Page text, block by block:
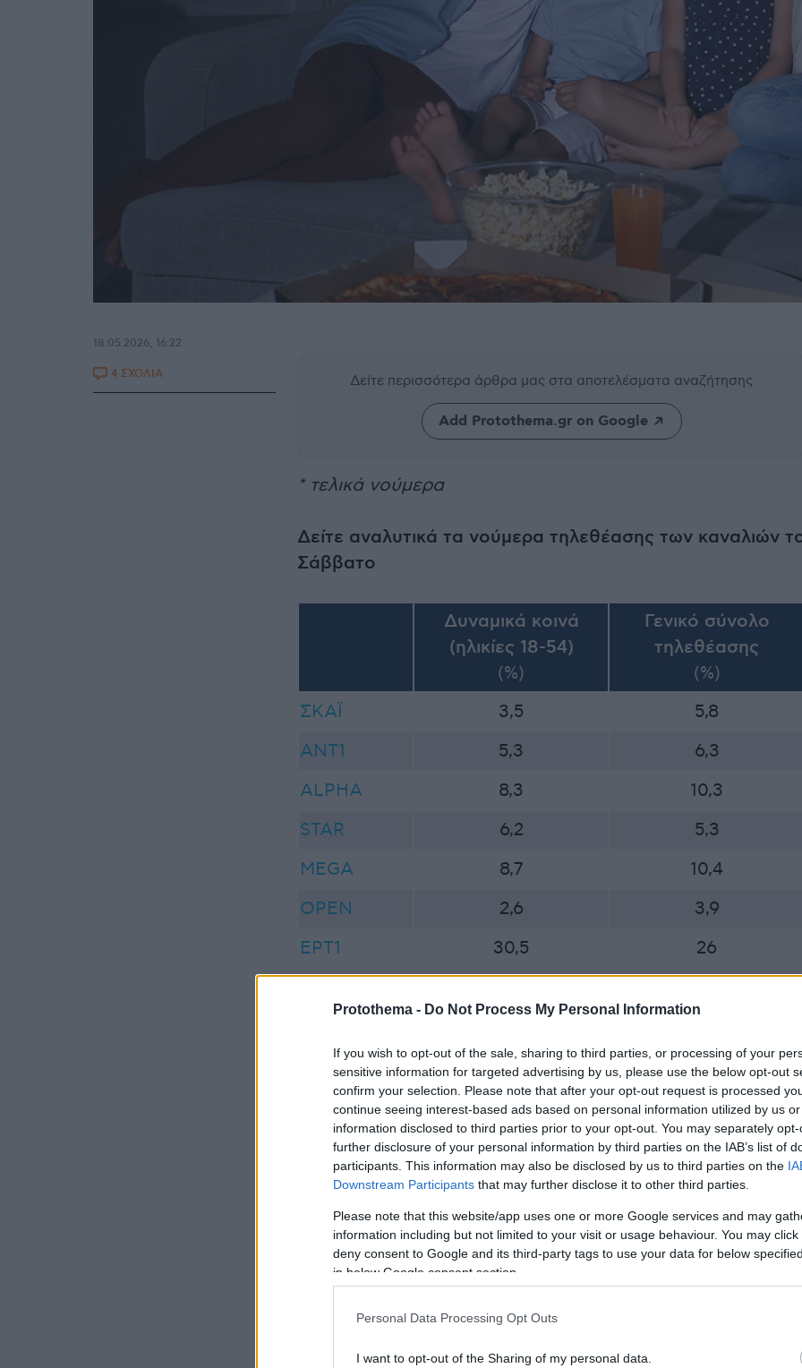
Protothema - Do Not Process My Personal Information
If you wish to opt-out of the sale, sharing to third parties, or processing of your
sensitive information for targeted advertising by us, please use the below opt-out
confirm your selection. Please note that after your opt-out request is processed
continue seeing interest-based ads based on personal information utilized by us
information disclosed to third parties prior to your opt-out. You may separately
further disclosure of your personal information by third parties on the IAB’s list of
participants. This information may also be disclosed by us to third parties on the
Downstream Participants that may further disclose it to other third parties.
Please note that this website/app uses one or more Google services and may
information including but not limited to your visit or usage behaviour. You may
deny consent to Google and its third-party tags to use your data for below
in below Google consent section.
Personal Data Processing Opt Outs
I want to opt-out of the Sharing of my personal data.
Δείτε περισσότερα άρθρα μας στα αποτελέσματα αναζήτησης
Add Protothema.gr on Google
* τελικά νούμερα
Δείτε αναλυτικά τα νούμερα τηλεθέασης των καναλιών
Σάββατο
Δυναμικά κοινά
(ηλικίες 18-54)
(%)
Γενικό σύνολο
τηλεθέασης
(%)
ΣΚΑΪ
3,5
5,8
ANT1
5,3
6,3
ALPHA
8,3
10,3
STAR
6,2
5,3
MEGA
8,7
10,4
OPEN
2,6
3,9
ΕΡΤ1
30,5 26
την Κυριακή
Δυναμικά κοινά
(ηλικίες 18-54)
(%)
Γενικό σύνολο
τηλεθέασης
(%)
ΣΚΑΪ
5,1
7
ANT1
1,2
ALPHA
9,4
7,6
18.05.2026, 16:22
4 ΣΧΟΛΙΑ